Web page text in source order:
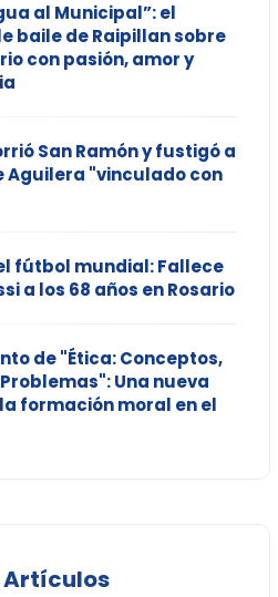
al Municipal”: el
baile de Raipillan sobre
con pasión, amor y
San Ramón y fustigó a
Aguilera "vinculado con
fútbol mundial: Fallece
a los 68 años en Rosario
de "Ética: Conceptos,
Una nueva
formación moral en el
Artículos